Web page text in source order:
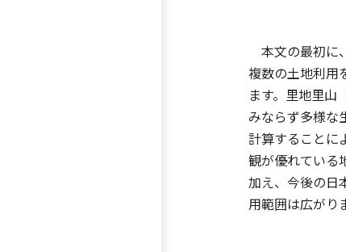
本文の最初に
複数の土地利用
ます。里地里山
みならず多様な
計算することに
観が優れている
加え、今後の日
用範囲は広がり